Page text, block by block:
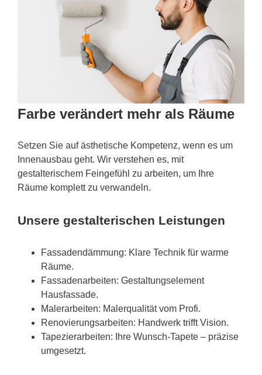
Farbe verändert mehr als Räume
Setzen Sie auf ästhetische Kompetenz, wenn es um
Innenausbau geht. Wir verstehen es, mit
gestalterischem Feingefühl zu arbeiten, um Ihre
Räume komplett zu verwandeln.
Unsere gestalterischen Leistungen
Fassadendämmung: Klare Technik für warme
Räume.
Fassadenarbeiten: Gestaltungselement
Hausfassade.
Malerarbeiten: Malerqualität vom Profi.
Renovierungsarbeiten: Handwerk trifft Vision.
Tapezierarbeiten: Ihre Wunsch-Tapete – präzise
umgesetzt.